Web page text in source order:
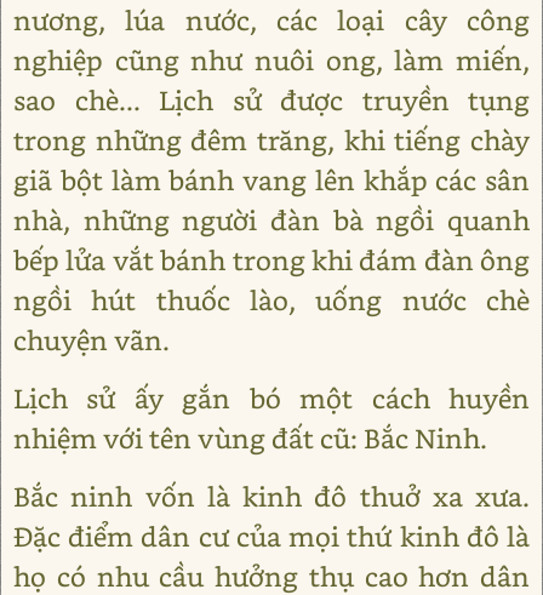
nương, lúa nước, các loại cây công
nghiệp cũng như nuôi ong, làm miến,
sao chè... Lịch sử được truyền tụng
trong những đêm trăng, khi tiếng chày
giã bột làm bánh vang lên khắp các sân
nhà, những người đàn bà ngồi quanh
bếp lửa vắt bánh trong khi đám đàn ông
ngồi hút thuốc lào, uống nước chè
chuyện vãn.
Lịch sử ấy gắn bó một cách huyền
nhiệm với tên vùng đất cũ: Bắc Ninh.
Bắc ninh vốn là kinh đô thuở xa xưa.
Đặc điểm dân cư của mọi thứ kinh đô là
họ có nhu cầu hưởng thụ cao hơn dân